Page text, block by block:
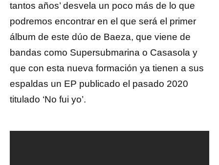
tantos años’ desvela un poco más de lo que
podremos encontrar en el que será el primer
álbum de este dúo de Baeza, que viene de
bandas como Supersubmarina o Casasola y
que con esta nueva formación ya tienen a sus
espaldas un EP publicado el pasado 2020
titulado ‘No fui yo’.